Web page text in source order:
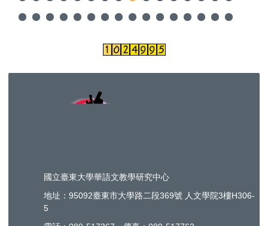
國立臺東大學華語文教學研究中心
地址：95092臺東市大學路二段369號 人文學院3樓H306-
5